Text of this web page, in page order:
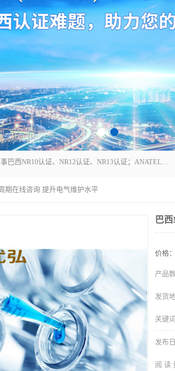
*是一家的测试、评估、检查与认机构，主要从事巴西NR10认证、NR12认证、NR13认证；ANATEL认证、INMTRO认证，欧盟CE认证：MD认证，PED认证，MID认证，ATEX认证，德国蓝色天使认证。
期在线咨询 提升电气维护水平
巴
价格：
产品
发货
关键词
发布
阅 读